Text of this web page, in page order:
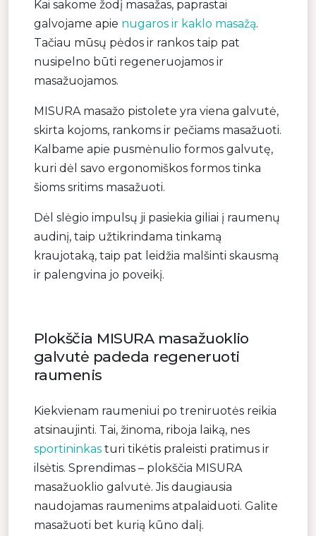
Kai sakome žodį masažas, paprastai
galvojame apie nugaros ir kaklo masažą.
Tačiau mūsų pėdos ir rankos taip pat
nusipelno būti regeneruojamos ir
masažuojamos.
MISURA masažo pistolete yra viena galvutė,
skirta kojoms, rankoms ir pečiams masažuoti.
Kalbame apie pusmėnulio formos galvutę,
kuri dėl savo ergonomiškos formos tinka
šioms sritims masažuoti.
Dėl slėgio impulsų ji pasiekia giliai į raumenų
audinį, taip užtikrindama tinkamą
kraujotaką, taip pat leidžia malšinti skausmą
ir palengvina jo poveikį.
Plokščia MISURA masažuoklio
galvutė padeda regeneruoti
raumenis
Kiekvienam raumeniui po treniruotės reikia
atsinaujinti. Tai, žinoma, riboja laiką, nes
sportininkas turi tikėtis praleisti pratimus ir
ilsėtis. Sprendimas – plokščia MISURA
masažuoklio galvutė. Jis daugiausia
naudojamas raumenims atpalaiduoti. Galite
masažuoti bet kurią kūno dalį.